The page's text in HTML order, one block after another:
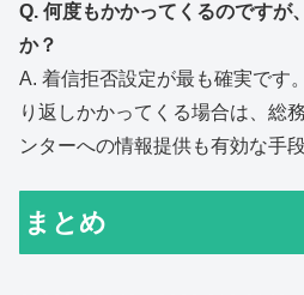
Q. 何度もかかってくるのですが
か？
A. 着信拒否設定が最も確実です
り返しかかってくる場合は、総
ンターへの情報提供も有効な手
まとめ